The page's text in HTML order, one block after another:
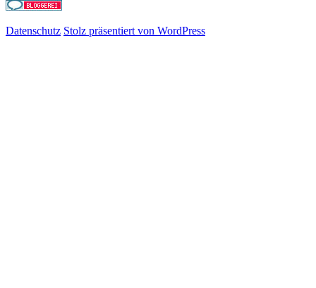
Datenschutz Stolz präsentiert von WordPress